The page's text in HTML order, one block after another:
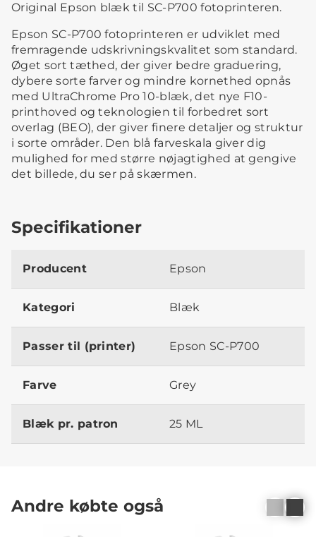
Original Epson blæk til SC-P700 fotoprinteren.
Epson SC-P700 fotoprinteren er udviklet med
fremragende udskrivningskvalitet som standard.
Øget sort tæthed, der giver bedre graduering,
dybere sorte farver og mindre kornethed opnås
med UltraChrome Pro 10-blæk, det nye F10-
printhoved og teknologien til forbedret sort
overlag (BEO), der giver finere detaljer og struktur
i sorte områder. Den blå farveskala giver dig
mulighed for med større nøjagtighed at gengive
det billede, du ser på skærmen.
Specifikationer
Producent Epson
Kategori Blæk
Passer til (printer) Epson SC-P700
Farve Grey
Blæk pr. patron 25 ML
Andre købte også